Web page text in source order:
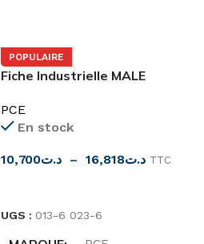
POPULAIRE
Fiche Industrielle MALE
PCE
En stock
د.ت10,700 – د.ت16,818 TTC
UGS : 013-6 023-6